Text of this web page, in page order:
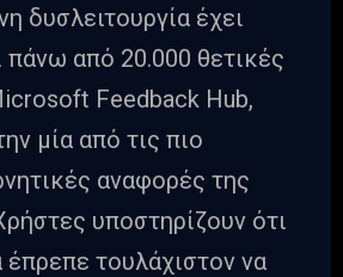
δυσλειτουργία έχει
από 20.000 θετικές
Feedback Hub,
μία από τις πιο
αναφορές της
υποστηρίζουν ότι
τουλάχιστον να